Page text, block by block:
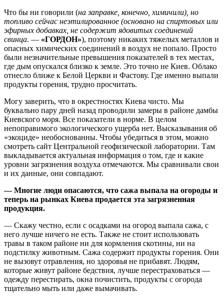
Что бы ни говорили (на заправке, конечно, химичили), но
топливо сейчас неэтилированное (основано на спиртовых или
эфирных добавках, не содержит ядовитых соединений
свинца. — «ГОРДОН»), поэтому никаких тяжелых металлов и
опасных химических соединений в воздух не попало. Просто
были незначительные превышения показателей в тех местах,
где дым опускался близко к земле. Это точно не Киев. Облако
отнесло ближе к Белой Церкви и Фастову. Где именно выпали
продукты горения, трудно просчитать.
Могу заверить, что в окрестностях Киева чисто. Мы
буквально пару дней назад проводили замеры в районе дамбы
Киевского моря. Все показатели в норме. В целом
непоправимого экологического ущерба нет. Высказывания об
«экоциде» не­обоснованны. Чтобы убедиться в этом, можно
смотреть сайт Центральной геофизической лаборатории. Там
выкладывается актуальная информация о том, где и какие
уровни загрязнения воздуха отмечаются. Мы сравнивали свои
и их данные, они совпадают.
— Многие люди опасаются, что сажа выпала на огороды и
теперь на рынках Киева продается эта загрязненная
продукция.
— Скажу честно, если с осадками на огород выпала сажа, с
него лучше ничего не есть. Также не стоит использовать
травы в таком районе ни для кормления скотины, ни на
подстилку животным. Сажа содержит продукты горения. Они
не вызовут отравления, но здоровья не прибавят. Людям,
которые живут районе бедствия, лучше перестраховаться —
одежду перестирать, окна почистить, продукты с огорода
тщательно мыть или даже вымачивать.